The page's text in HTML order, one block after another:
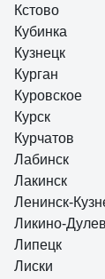
Кстово
Кубинка
Кузнецк
Курган
Куровское
Курск
Курчатов
Лабинск
Лакинск
Ленинск-
Ликино-
Липецк
Лиски